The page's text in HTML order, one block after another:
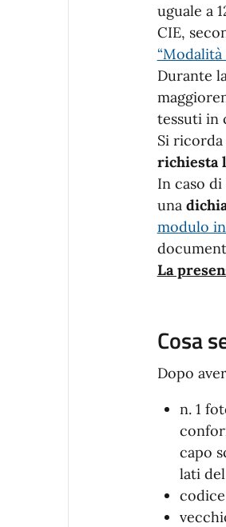
uguale a
CIE,
Durante
tessuti in
Si
richiesta
In caso di
una
modulo
La
Cosa
Dopo
n. 1
capo
lati